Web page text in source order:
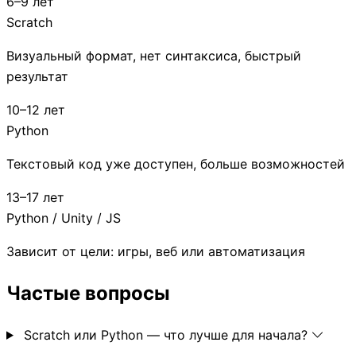
Scratch
Визуальный формат, нет синтаксиса, быстрый
результат
10–12 лет
Python
Текстовый код уже доступен, больше возможностей
13–17 лет
Python / Unity / JS
Зависит от цели: игры, веб или автоматизация
Частые вопросы
Scratch или Python — что лучше для начала?